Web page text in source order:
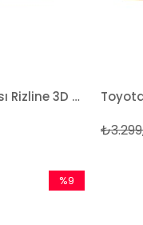
Toyota Auris 2012 Sonrası Rizline 3D Havuzlu BEJ Paspas
%9